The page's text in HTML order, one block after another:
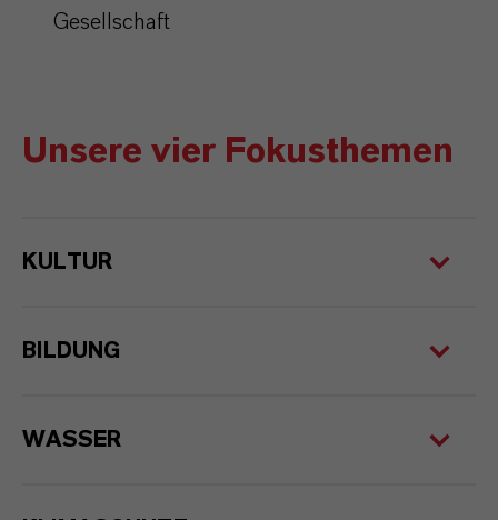
Gesellschaft
Unsere vier Fokusthemen
KULTUR
BILDUNG
WASSER